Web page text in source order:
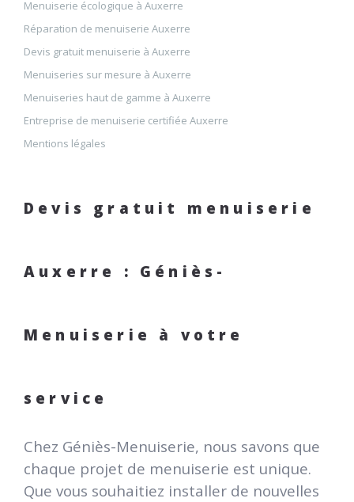
Menuiserie écologique à Auxerre
Réparation de menuiserie Auxerre
Devis gratuit menuiserie à Auxerre
Menuiseries sur mesure à Auxerre
Menuiseries haut de gamme à Auxerre
Entreprise de menuiserie certifiée Auxerre
Mentions légales
Devis gratuit menuiserie
Auxerre : Géniès-
Menuiserie à votre
service
Chez Géniès-Menuiserie, nous savons que
chaque projet de menuiserie est unique.
Que vous souhaitiez installer de nouvelles